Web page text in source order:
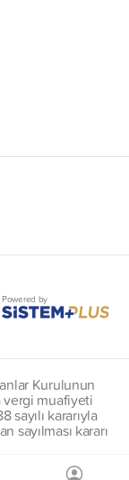
Powered by
Kurulunun
vergi muafiyeti
sayılı kararıyla
sayılması kararı